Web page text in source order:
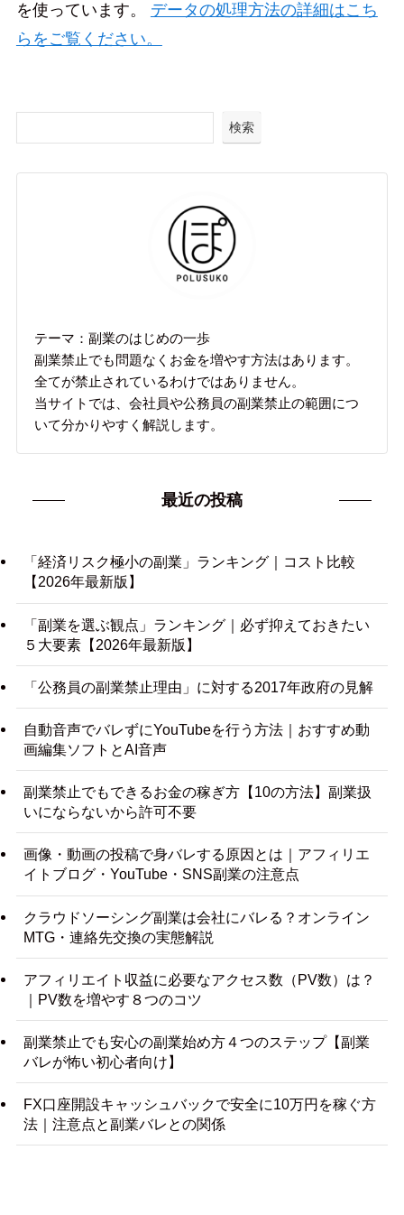
を使っています。 データの処理方法の詳細はこち
らをご覧ください。
検索
テーマ：副業のはじめの一歩
副業禁止でも問題なくお金を増やす方法はあります。
全てが禁止されているわけではありません。
当サイトでは、会社員や公務員の副業禁止の範囲につ
いて分かりやすく解説します。
最近の投稿
「経済リスク極小の副業」ランキング｜コスト比較
【2026年最新版】
「副業を選ぶ観点」ランキング｜必ず抑えておきたい
５大要素【2026年最新版】
「公務員の副業禁止理由」に対する2017年政府の見解
自動音声でバレずにYouTubeを行う方法｜おすすめ動
画編集ソフトとAI音声
副業禁止でもできるお金の稼ぎ方【10の方法】副業扱
いにならないから許可不要
画像・動画の投稿で身バレする原因とは｜アフィリエ
イトブログ・YouTube・SNS副業の注意点
クラウドソーシング副業は会社にバレる？オンライン
MTG・連絡先交換の実態解説
アフィリエイト収益に必要なアクセス数（PV数）は？
｜PV数を増やす８つのコツ
副業禁止でも安心の副業始め方４つのステップ【副業
バレが怖い初心者向け】
FX口座開設キャッシュバックで安全に10万円を稼ぐ方
法｜注意点と副業バレとの関係